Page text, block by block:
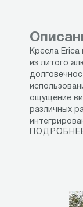
Кресла
из литого
ощущение
различных